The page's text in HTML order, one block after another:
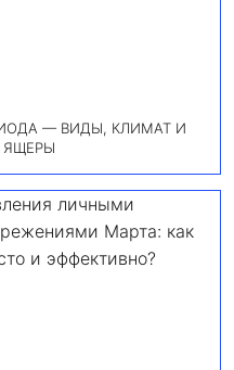
— ВИДЫ, КЛИМАТ И
ЯЩЕРЫ